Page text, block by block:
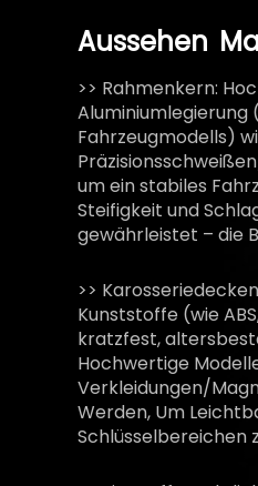
Aussehen
>> Rahmenkern:
Aluminiumlegierung
Fahrzeugmodells)
um ein stabiles
Steifigkeit und
gewährleistet – die
>>
Kunststoffe (wie
kratzfest,
Hochwertige
Verkleidungen/
Werden, Um
Schlüsselbereichen